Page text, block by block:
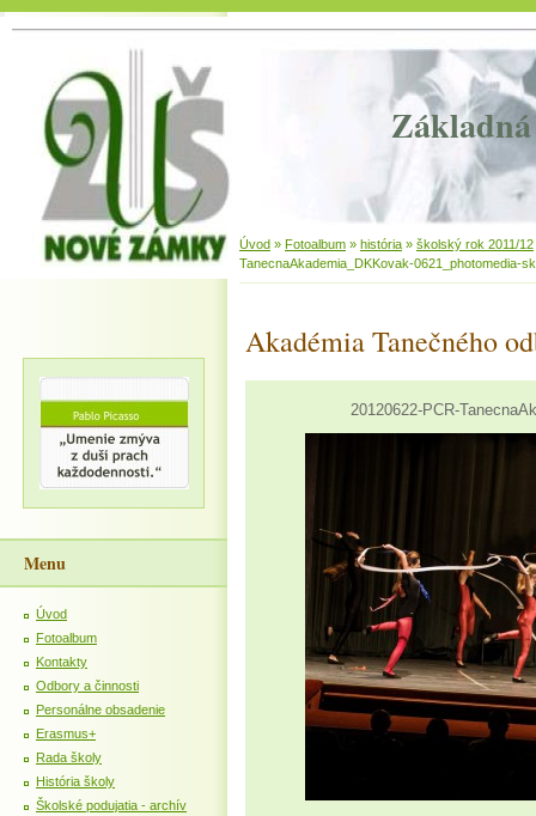
Základná
Úvod » Fotoalbum » história » školský rok 2011/12
TanecnaAkademia_DKKovak-0621_photomedia-sk
Akadémia Tanečného
20120622-PCR-
Menu
Úvod
Fotoalbum
Kontakty
Odbory a činnosti
Personálne obsadenie
Erasmus+
Rada školy
História školy
Školské podujatia - archív